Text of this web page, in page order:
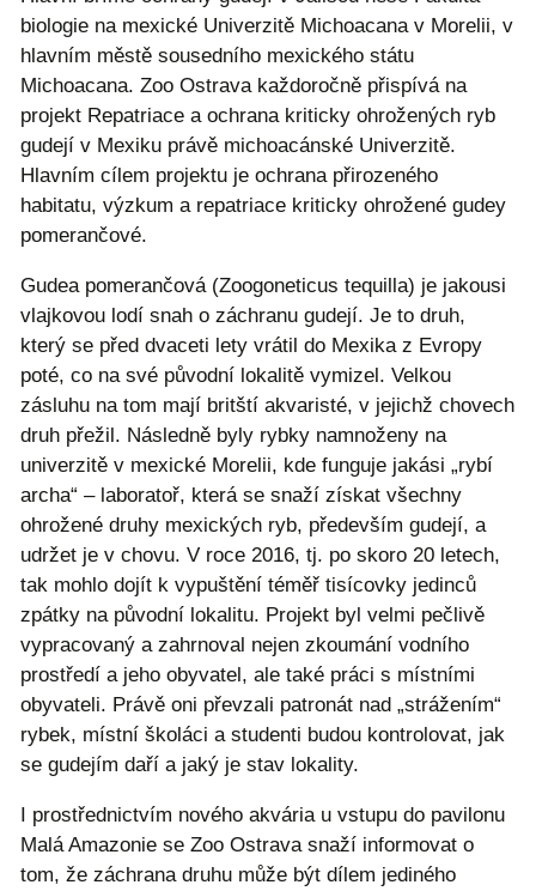
biologie na mexické Univerzitě Michoacana v Morelii, v
hlavním městě sousedního mexického státu
Michoacana. Zoo Ostrava každoročně přispívá na
projekt Repatriace a ochrana kriticky ohrožených ryb
gudejí v Mexiku právě michoacánské Univerzitě.
Hlavním cílem projektu je ochrana přirozeného
habitatu, výzkum a repatriace kriticky ohrožené gudey
pomerančové.
Gudea pomerančová (Zoogoneticus tequilla) je jakousi
vlajkovou lodí snah o záchranu gudejí. Je to druh,
který se před dvaceti lety vrátil do Mexika z Evropy
poté, co na své původní lokalitě vymizel. Velkou
zásluhu na tom mají britští akvaristé, v jejichž chovech
druh přežil. Následně byly rybky namnoženy na
univerzitě v mexické Morelii, kde funguje jakási „rybí
archa“ – laboratoř, která se snaží získat všechny
ohrožené druhy mexických ryb, především gudejí, a
udržet je v chovu. V roce 2016, tj. po skoro 20 letech,
tak mohlo dojít k vypuštění téměř tisícovky jedinců
zpátky na původní lokalitu. Projekt byl velmi pečlivě
vypracovaný a zahrnoval nejen zkoumání vodního
prostředí a jeho obyvatel, ale také práci s místními
obyvateli. Právě oni převzali patronát nad „strážením“
rybek, místní školáci a studenti budou kontrolovat, jak
se gudejím daří a jaký je stav lokality.
I prostřednictvím nového akvária u vstupu do pavilonu
Malá Amazonie se Zoo Ostrava snaží informovat o
tom, že záchrana druhu může být dílem jediného